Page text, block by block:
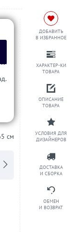
ДОБАВИТЬ
В ИЗБРАННОЕ
ХАРАКТЕР-КИ
ТОВАРА
ОПИСАНИЕ
ТОВАРА
УСЛОВИЯ ДЛЯ
ДИЗАЙНЕРОВ
ДОСТАВКА
И СБОРКА
ОБМЕН
И ВОЗВРАТ
см